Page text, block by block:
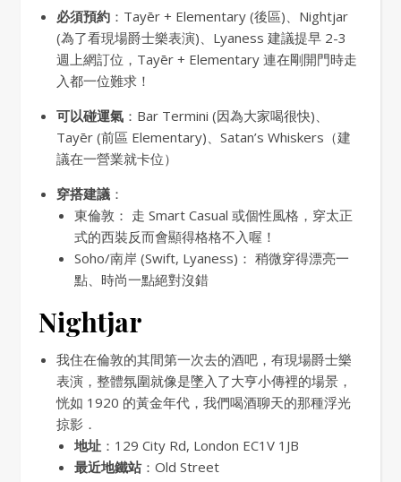
必須預約 ：Tayēr + Elementary (後區)、Nightjar
(為了看現場爵士樂表演)、Lyaness 建議提早 2-3
週上網訂位，Tayēr + Elementary 連在剛開門時走
入都一位難求！
可以碰運氣 ：Bar Termini (因為大家喝很快)、
Tayēr (前區 Elementary)、Satan’s Whiskers（建
議在一營業就卡位）
穿搭建議 ：
東倫敦： 走 Smart Casual 或個性風格，穿太正
式的西裝反而會顯得格格不入喔！
Soho/南岸 (Swift, Lyaness)： 稍微穿得漂亮一
點、時尚一點絕對沒錯
Nightjar
我住在倫敦的其間第一次去的酒吧，有現場爵士樂
表演，整體氛圍就像是墜入了大亨小傳裡的場景，
恍如 1920 的黃金年代，我們喝酒聊天的那種浮光
掠影．
地址 ：129 City Rd, London EC1V 1JB
最近地鐵站：Old Street